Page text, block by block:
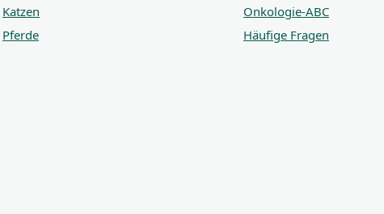
Katzen
Pferde
Onkologie-ABC
Häufige Fragen